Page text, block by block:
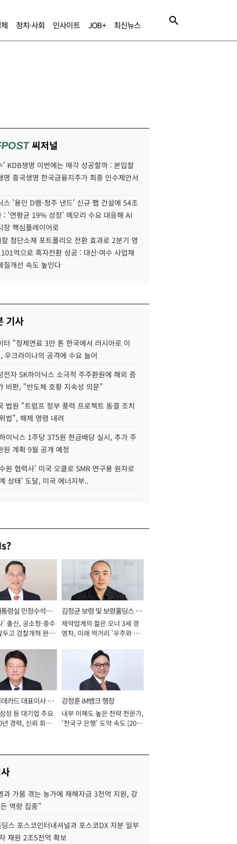
정치·사회 인사이트 JOB+ 최신뉴스
씨저널
' KDB생명 이번에는 매각 성공할까 : 본입찰
명 흥국생명 한국금융지주가 최종 인수제안서
스 '용인 D램-청주 낸드' 신규 팹 건설에 54조
: '연평균 19% 성장' 메모리 수요 대응해 AI
장 핵심플레이어로
첨단소재 포트폴리오 전환 효과로 2분기 영
억으로 흑자전환 성공 : 대산·여수 사업재
질개선 속도 높인다
기사
터 "정제연료 3만 톤 한국에서 러시아로 이
우크라이나의 공격에 수요 늘어
전자 SK하이닉스 소극적 주주환원에 해외 증
비판, "반도체 호황 지속성 의문"
법원 "트럼프 정부 풍력 프로젝트 동결 조치
법", 해제 명령 내려
이닉스 1주당 375원 현금배당 실시, 추가 주
원 계획 9월 공개 예정
원 협력사' 미국 오클로 SMR 연구용 원자로
상태' 도달, 미국 에너지부..
령실 민정수석비
' 출신, 공소청·중수
두고 검찰개혁 완수
김정균 보령 및 보령홀딩스 대
표이사 사장
제약업계의 젊은 오너 3세 경
영자, 미래 먹거리 '우주와 헬
카드 대표이사 사
성 등 대기업 주요
년 경력, 신뢰 회복
강정훈 iM뱅크 행장
내부 이해도 높은 전략 전문가,
'전국구 은행' 도약 속도 [2026
과 가뭄 겪는 농가에 재해자금 3천억 지원, 강
역량 집중"
스 포스코인터내셔널과 포스코DX 지분 일부
재원 2조5천억 확보